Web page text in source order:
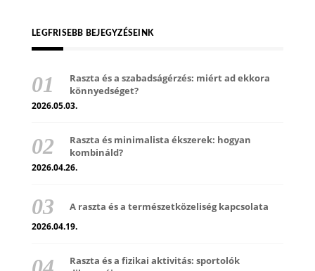
LEGFRISEBB BEJEGYZÉSEINK
Raszta és a szabadságérzés: miért ad ekkora
könnyedséget?
2026.05.03.
Raszta és minimalista ékszerek: hogyan
kombináld?
2026.04.26.
A raszta és a természetközeliség kapcsolata
2026.04.19.
Raszta és a fizikai aktivitás: sportolók